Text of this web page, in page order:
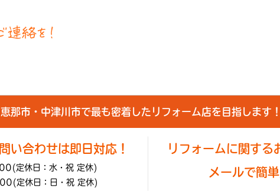
恵那市・中津川市で最も密着したリフォーム店を目指します
い合わせは即日対応！
定休日：水・祝 定休)
定休日：日・祝 定休)
リフォームに関する
メールで簡